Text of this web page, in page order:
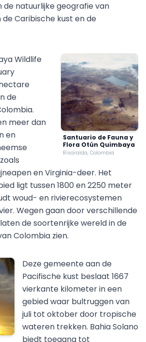
natuurlijke geografie van
Caribische kust en de
Santuario de Fauna y
Flora Otún Quimbaya
Risaralda, Colombia
Wildlife
de
meer dan
en
en Virginia-deer. Het
ligt tussen 1800 en 2250 meter
woud- en rivierecosystemen
Wegen gaan door verschillende
de soortenrijke wereld in de
Colombia zien.
Deze gemeente aan de
Pacifische kust beslaat 1667
vierkante kilometer in een
gebied waar bultruggen van
juli tot oktober door tropische
wateren trekken. Bahia Solano
biedt toegang tot